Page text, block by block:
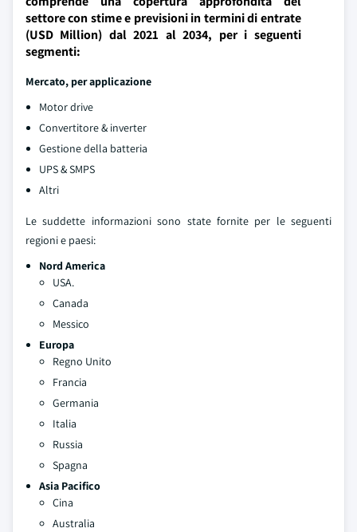
settore con stime e previsioni in termini di entrate
(USD Million) dal 2021 al 2034, per i seguenti
segmenti:
Mercato, per applicazione
Motor drive
Convertitore & inverter
Gestione della batteria
UPS & SMPS
Altri
Le suddette informazioni sono state fornite per le seguenti
regioni e paesi:
Nord America
USA.
Canada
Messico
Europa
Regno Unito
Francia
Germania
Italia
Russia
Spagna
Asia Pacifico
Cina
Australia